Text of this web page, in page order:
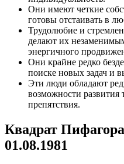
Они имеют четкие
готовы отстаивать в
Трудолюбие и
делают их
энергичного
Они крайне редко
поиске новых задач и
Эти люди обладают
возможности развития
препятствия.
Квадрат
01.08.1981